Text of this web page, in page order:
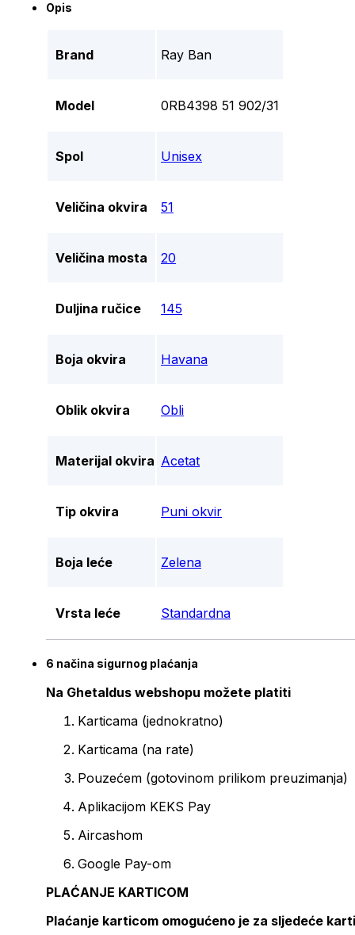
Opis
Brand Ray Ban
Model 0RB4398 51 902/31
Spol Unisex
Veličina okvira 51
Veličina mosta 20
Duljina ručice 145
Boja okvira Havana
Oblik okvira Obli
Materijal okvira Acetat
Tip okvira Puni okvir
Boja leće Zelena
Vrsta leće Standardna
6 načina sigurnog plaćanja
Na Ghetaldus webshopu možete platiti
Karticama (jednokratno)
Karticama (na rate)
Pouzećem (gotovinom prilikom preuzimanja)
Aplikacijom KEKS Pay
Aircashom
Google Pay-om
PLAĆANJE KARTICOM
Plaćanje karticom omogućeno je za sljedeće